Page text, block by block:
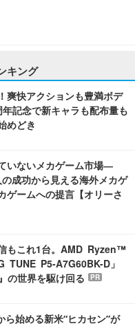
キング
爽快アクションも豊満ボデ
記念で新キャラも配布量も
めどき
いないメカゲーム市場―
成功から見える海外メカゲ
ゲームへの提言【オリーさ
もこれ1台。AMD Ryzen™
TUNE P5-A7G60BK-D」
世界を駆け回る
PR
ら始める新米“ヒカセン”が